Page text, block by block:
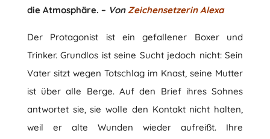
die Atmosphäre. – VonZeichensetzerin Alexa
Der Protagonist ist ein gefallener Boxer und
Trinker. Grundlos ist seine Sucht jedoch nicht: Sein
Vater sitzt wegen Totschlag im Knast, seine Mutter
ist über alle Berge. Auf den Brief ihres Sohnes
antwortet sie, sie wolle den Kontakt nicht halten,
weil er alte Wunden wieder aufreißt. Ihre